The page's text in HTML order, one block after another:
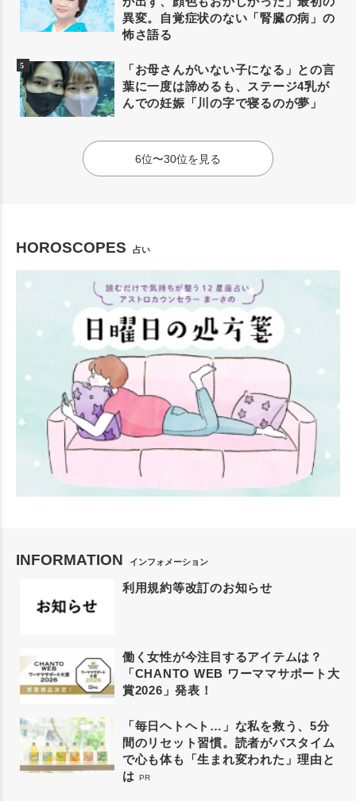
異変。自覚症状のない「腎臓の病」の
怖さ語る
「お母さんがいない子になる」との言
葉に一度は諦めるも、ステージ4乳が
んでの妊娠「川の字で寝るのが夢」
6位〜30位を見る
HOROSCOPES 占い
INFORMATION インフォメーション
利用規約等改訂のお知らせ
働く女性が今注目するアイテムは？
「CHANTO WEB ワーママサポート大
賞2026」発表！
「毎日ヘトヘト…」な私を救う、5分
間のリセット習慣。読者がバスタイム
で心も体も「生まれ変われた」理由と
は
PR